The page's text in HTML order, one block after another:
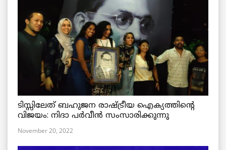
ടിസ്സിലേത് ബഹുജന രാഷ്ട്രീയ ഐക്യത്തിന്റെ
വിജയം: നിദാ പർവീൻ സംസാരിക്കുന്നു
November 20, 2022